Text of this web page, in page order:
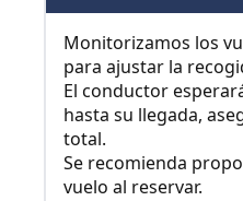
Monitorizamos los
para ajustar la
El conductor
hasta su llegada,
total.
Se recomienda
vuelo al reservar.